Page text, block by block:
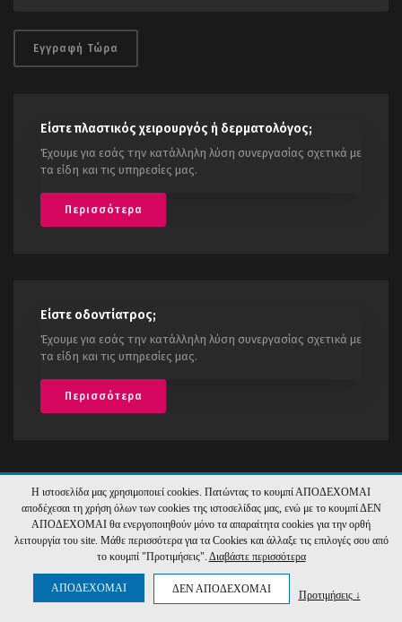
Εγγραφή Τώρα
Είστε πλαστικός χειρουργός ή δερματολόγος;
Έχουμε για εσάς την κατάλληλη λύση συνεργασίας σχετικά με
τα είδη και τις υπηρεσίες μας.
Περισσότερα
Είστε οδοντίατρος;
Έχουμε για εσάς την κατάλληλη λύση συνεργασίας σχετικά με
τα είδη και τις υπηρεσίες μας.
Περισσότερα
2026 XcelensΥλοποίηση: Hyper Center
Η ιστοσελίδα μας χρησιμοποιεί cookies. Πατώντας το κουμπί ΑΠΟΔΕΧΟΜΑΙ
αποδέχεσαι τη χρήση όλων των cookies της ιστοσελίδας μας, ενώ με το κουμπί ΔΕΝ
ΑΠΟΔΕΧΟΜΑΙ θα ενεργοποιηθούν μόνο τα απαραίτητα cookies για την ορθή
λειτουργία του site. Μάθε περισσότερα για τα Cookies και άλλαξε τις επιλογές σου από
το κουμπί "Προτιμήσεις". Διαβάστε περισσότερα
ΑΠΟΔΕΧΟΜΑΙ ΔΕΝ ΑΠΟΔΕΧΟΜΑΙ Προτιμήσεις ↓